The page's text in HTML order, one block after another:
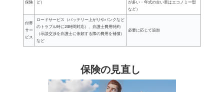
保険
ど）
が多い・年式の古い車はエコノミー型
など）
付帯
サー
ビス
ロードサービス（バッテリー上がりやパンクなど
のトラブル時に24時間対応）、弁護士費用特約
（示談交渉を弁護士に依頼する際の費用を補償）
など
必要に応じて追加
保険の見直し